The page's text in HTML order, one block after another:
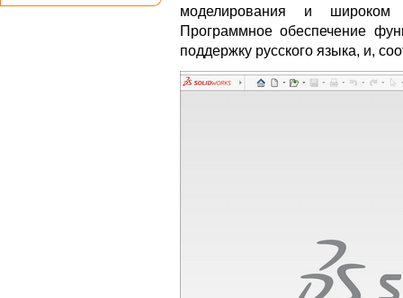
моделирования и широком
Программное обеспечение
поддержку русского языка, и,